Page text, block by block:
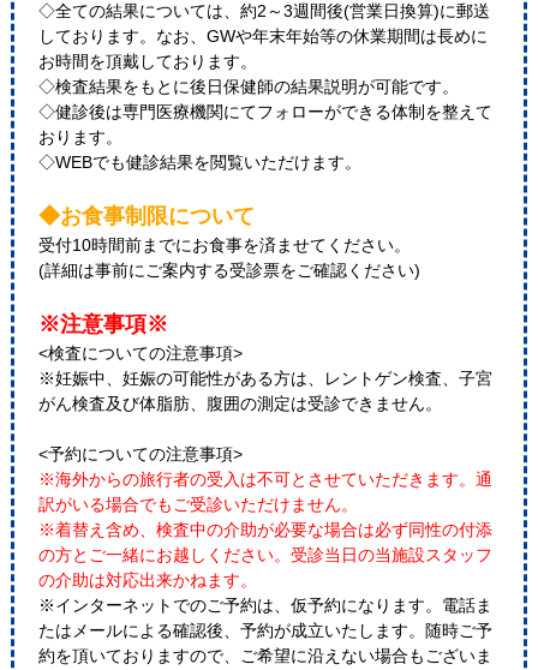
◇全ての結果については、約2～3週間後(営業日換算)に郵送
しております。なお、GWや年末年始等の休業期間は長めに
お時間を頂戴しております。
◇検査結果をもとに後日保健師の結果説明が可能です。
◇健診後は専門医療機関にてフォローができる体制を整えて
おります。
◇WEBでも健診結果を閲覧いただけます。
◆お食事制限について
受付10時間前までにお食事を済ませてください。
(詳細は事前にご案内する受診票をご確認ください)
※注意事項※
<検査についての注意事項>
※妊娠中、妊娠の可能性がある方は、レントゲン検査、子宮
がん検査及び体脂肪、腹囲の測定は受診できません。
<予約についての注意事項>
※海外からの旅行者の受入は不可とさせていただきます。通
訳がいる場合でもご受診いただけません。
※着替え含め、検査中の介助が必要な場合は必ず同性の付添
の方とご一緒にお越しください。受診当日の当施設スタッフ
の介助は対応出来かねます。
※インターネットでのご予約は、仮予約になります。電話ま
たはメールによる確認後、予約が成立いたします。随時ご予
約を頂いておりますので、ご希望に沿えない場合もございま